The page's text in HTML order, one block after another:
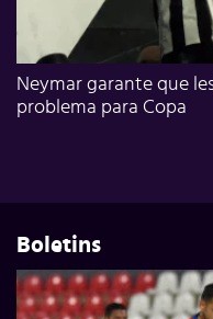
Neymar garante que
problema para Copa
Boletins